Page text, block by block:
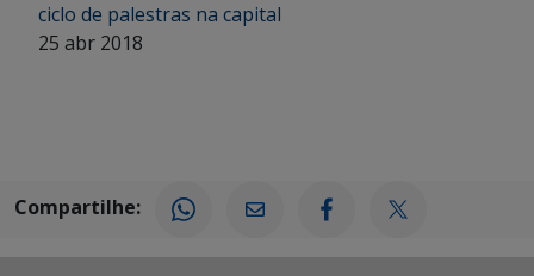
ciclo de palestras na capital
25 abr 2018
Compartilhe: